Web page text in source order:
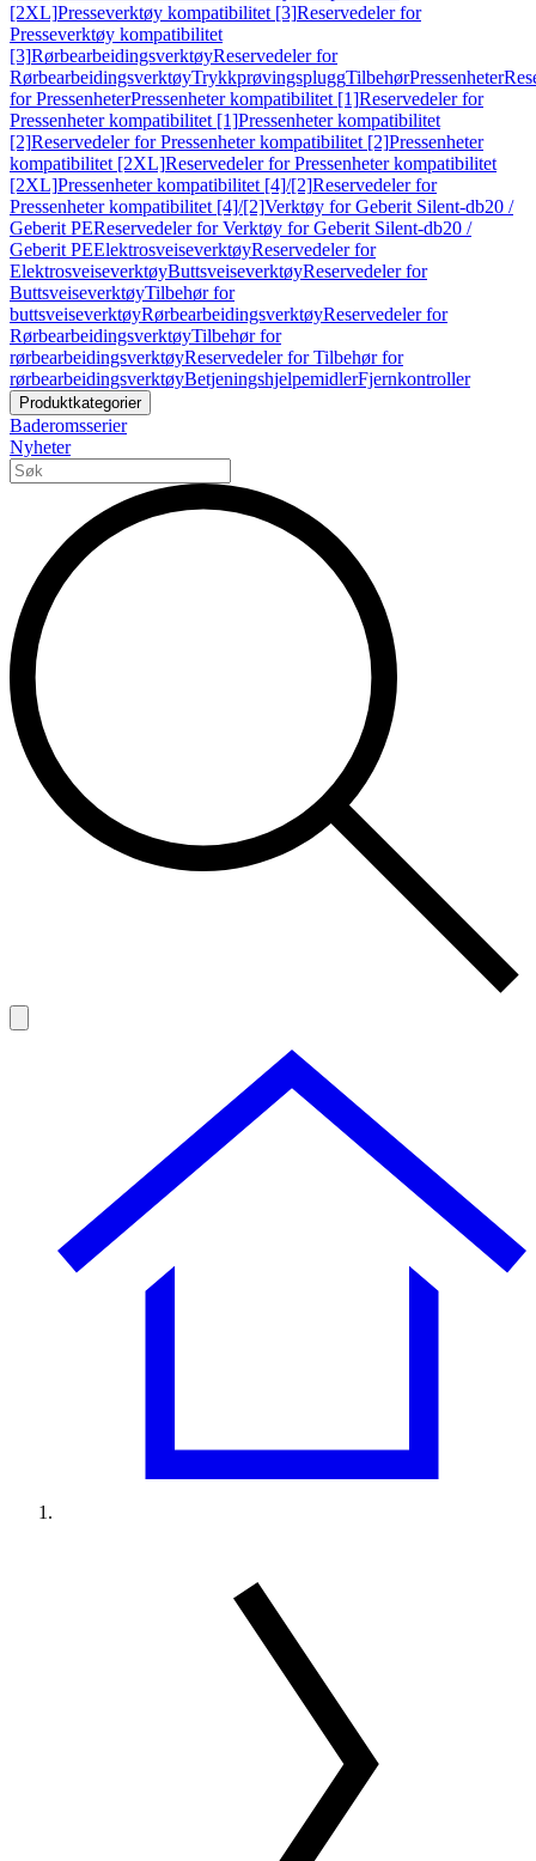
[2XL]Presseverktøy kompatibilitet [3]Reservedeler for
Presseverktøy kompatibilitet
[3]RørbearbeidingsverktøyReservedeler for
RørbearbeidingsverktøyTrykkprøvingspluggTilbehørPressenheter
for PressenheterPressenheter kompatibilitet [1]Reservedeler for
Pressenheter kompatibilitet [1]Pressenheter kompatibilitet
[2]Reservedeler for Pressenheter kompatibilitet [2]Pressenheter
kompatibilitet [2XL]Reservedeler for Pressenheter kompatibilitet
[2XL]Pressenheter kompatibilitet [4]/[2]Reservedeler for
Pressenheter kompatibilitet [4]/[2]Verktøy for Geberit Silent-db20 /
Geberit PEReservedeler for Verktøy for Geberit Silent-db20 /
Geberit PEElektrosveiseverktøyReservedeler for
ElektrosveiseverktøyButtsveiseverktøyReservedeler for
ButtsveiseverktøyTilbehør for
buttsveiseverktøyRørbearbeidingsverktøyReservedeler for
RørbearbeidingsverktøyTilbehør for
rørbearbeidingsverktøyReservedeler for Tilbehør for
rørbearbeidingsverktøyBetjeningshjelpemidlerFjernkontroller
Produktkategorier
Baderomsserier
Nyheter